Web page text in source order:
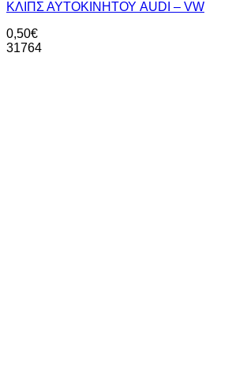
ΚΛΙΠΣ ΑΥΤΟΚΙΝΗΤΟΥ AUDI – VW
0,50€
31764